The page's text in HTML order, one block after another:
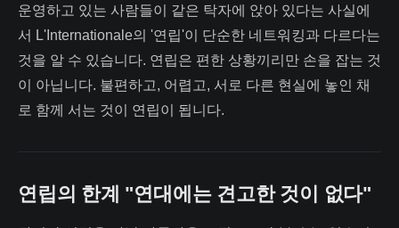
운영하고 있는 사람들이 같은 탁자에 앉아 있다는 사실에
서 L'Internationale의 '연립'이 단순한 네트워킹과 다르다는
것을 알 수 있습니다. 연립은 편한 상황끼리만 손을 잡는 것
이 아닙니다. 불편하고, 어렵고, 서로 다른 현실에 놓인 채
로 함께 서는 것이 연립이 됩니다.
연립의 한계 "연대에는 견고한 것이 없다"